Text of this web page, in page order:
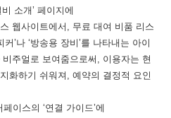
소개’ 페이지에
웹사이트에서, 무료 대여 비품 리스
’나 ‘방송용 장비’를 나타내는 아이
주얼로 보여줌으로써, 이용자는 현
화하기 쉬워져, 예약의 결정적 요인
이스의 ‘연결 가이드’에